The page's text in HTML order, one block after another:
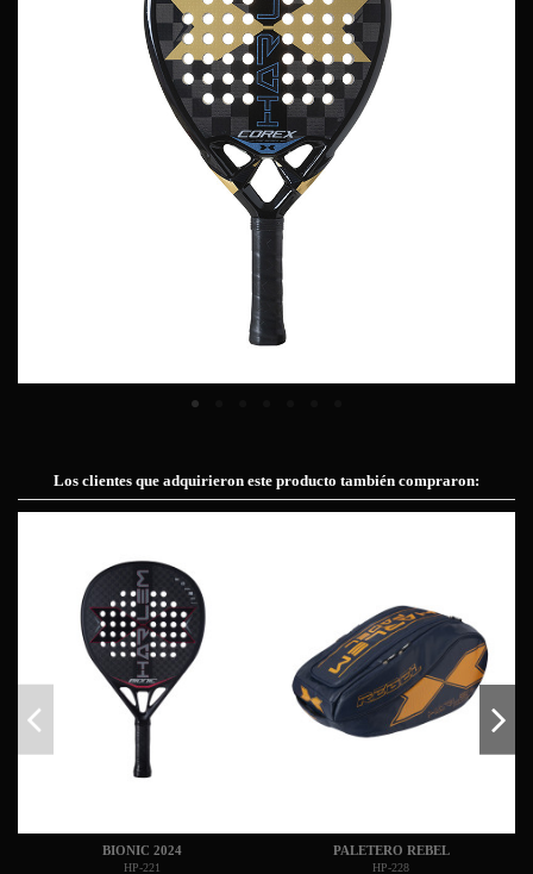
Los clientes que adquirieron este producto también compraron:
BIONIC 2024
HP-221
PALETERO REBEL
HP-228